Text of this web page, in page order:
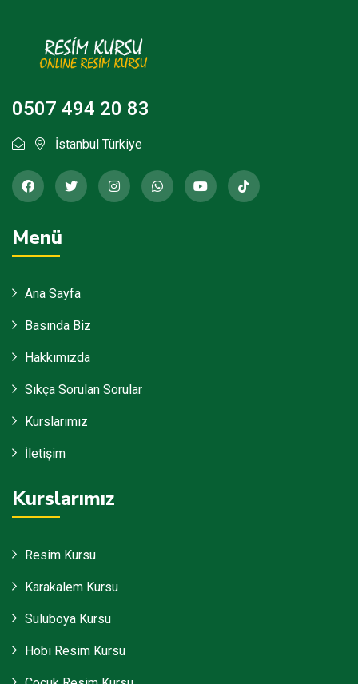
0507 494 20 83
İstanbul Türkiye
Menü
Ana Sayfa
Basında Biz
Hakkımızda
Sıkça Sorulan Sorular
Kurslarımız
İletişim
Kurslarımız
Resim Kursu
Karakalem Kursu
Suluboya Kursu
Hobi Resim Kursu